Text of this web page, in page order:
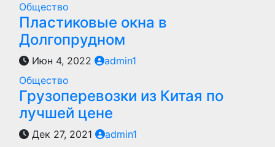
Общество
Пластиковые окна в
Долгопрудном
Июн 4, 2022
admin1
Общество
Грузоперевозки из Китая по
лучшей цене
Дек 27, 2021
admin1